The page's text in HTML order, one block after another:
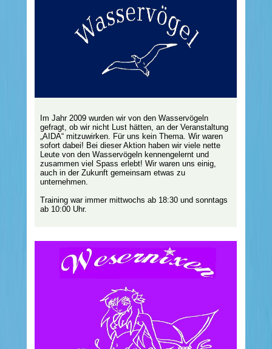
Im Jahr 2009 wurden wir von den Wasservögeln
gefragt, ob wir nicht Lust hätten, an der Veranstaltung
„AIDA“ mitzuwirken. Für uns kein Thema. Wir waren
sofort dabei! Bei dieser Aktion haben wir viele nette
Leute von den Wasservögeln kennengelernt und
zusammen viel Spass erlebt! Wir waren uns einig,
auch in der Zukunft gemeinsam etwas zu
unternehmen.
Training war immer mittwochs ab 18:30 und sonntags
ab 10:00 Uhr.